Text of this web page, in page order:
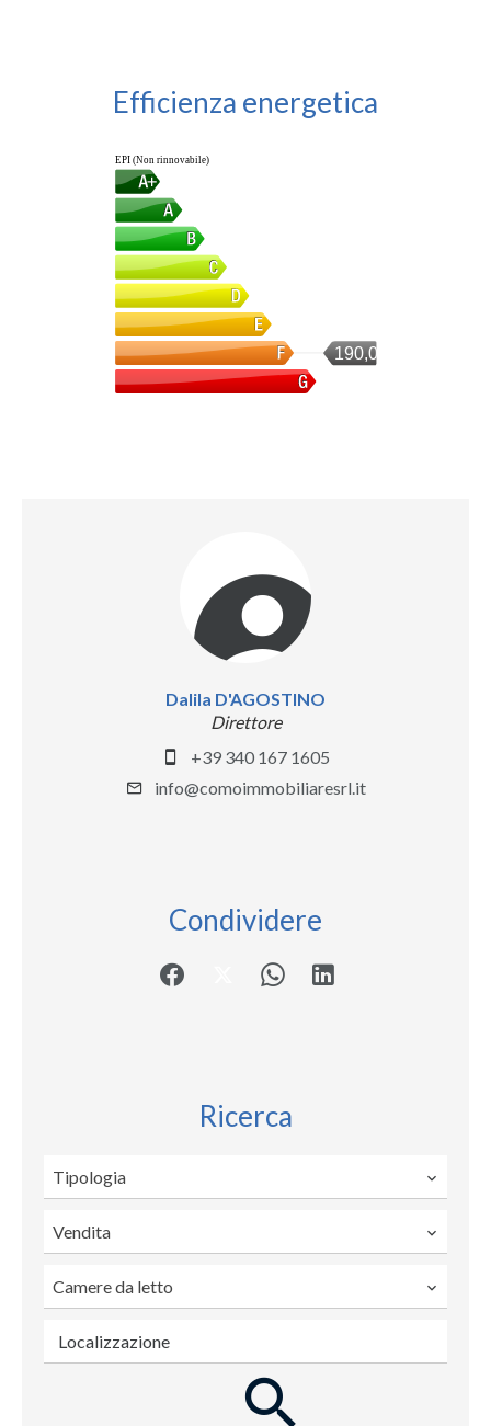
Efficienza energetica
EPI (Non rinnovabile)
190,02
Dalila D'AGOSTINO
Direttore
+39 340 167 1605
info@comoimmobiliaresrl.it
Condividere
Ricerca
Tipologia
Vendita
Camere da letto
Localizzazione